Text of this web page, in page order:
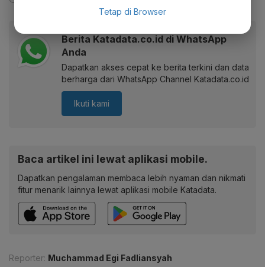
Berita Katadata.co.id di WhatsApp
Anda
Dapatkan akses cepat ke berita terkini dan data
berharga dari WhatsApp Channel Katadata.co.id
Ikuti kami
Baca artikel ini lewat aplikasi mobile.
Dapatkan pengalaman membaca lebih nyaman dan nikmati
fitur menarik lainnya lewat aplikasi mobile Katadata.
Reporter: Muchammad Egi Fadliansyah
Tetap di Browser